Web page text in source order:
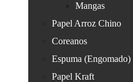
Mangas
Papel Arroz Chino
Coreanos
Espuma (Engomado)
Papel Kraft